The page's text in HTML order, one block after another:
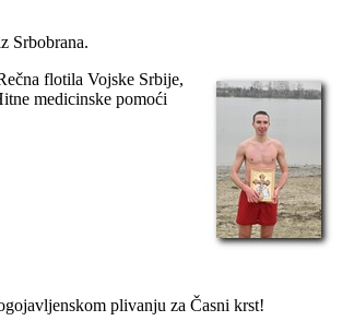
Srbobrana.
flotila Vojske Srbije,
medicinske pomoći
plivanju za Časni krst!